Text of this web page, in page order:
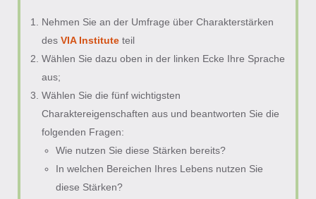
Nehmen Sie an der Umfrage über Charakterstärken
des VIA Institute teil
Wählen Sie dazu oben in der linken Ecke Ihre Sprache
aus;
Wählen Sie die fünf wichtigsten
Charaktereigenschaften aus und beantworten Sie die
folgenden Fragen:
Wie nutzen Sie diese Stärken bereits?
In welchen Bereichen Ihres Lebens nutzen Sie
diese Stärken?